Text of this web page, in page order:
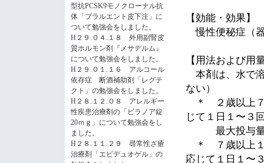
型抗PCSK9モノクローナル抗
体「プラルエント皮下注」に
ついて勉強会をしました。
H２９.０４.１８ 外用副腎皮
質ホルモン剤『メサデルム』
について勉強会をしました。
H２９.０１.１６ アルコール
依存症 断酒補助剤「レグテ
クト」の勉強会をしました。
H２８.１２.０８ アレルギー
性疾患治療剤の「ビラノア錠
20ｍｇ」について勉強会をし
ました。
H２８.１１.２９ 尋常性ざ瘡
治療剤「エピデュオゲル」の
【効能・効果】
慢性便秘症（
【用法および用
本剤は、水で
ない）
＊
２歳以上
じて１日１〜３
最大投与量は
＊
７歳以上
応じて１日１〜